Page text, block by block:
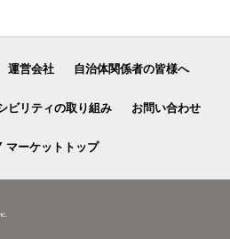
運営会社 自治体関係者の皆様へ
ビリティの取り組み お問い合わせ
マーケットトップ